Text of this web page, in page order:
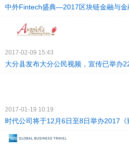
中外Fintech盛典—2017区块链金融与金
2017-02-09 15:43
大分县发布大分公民视频，宣传已举办
2017-01-19 10:19
时代公司将于12月6日至8日举办2017